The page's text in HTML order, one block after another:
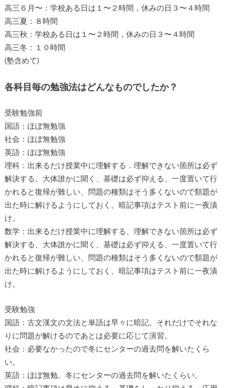
高三６月〜：学校ある日は１〜２時間，休みの日３〜４時間
高三夏：８時間
高三秋：学校ある日は１〜２時間，休みの日３〜４時間
高三冬：１０時間
(塾含めて)
各科目毎の勉強法はどんなものでしたか？
受験勉強前
国語：ほぼ無勉強
社会：ほぼ無勉強
英語：ほぼ無勉強
理科：出来るだけ授業中に理解する．理解できない箇所は必ず
解決する。大体誰かに聞く、基礎は必ず抑える、一度置いて行
かれると復帰が難しい、問題の種類はそう多くないので類題が
出た時に解けるようにしておく。暗記事項はテスト前に一夜漬
け。
数学：出来るだけ授業中に理解する、理解できない箇所は必ず
解決する、大体誰かに聞く、基礎は必ず抑える、一度置いて行
かれると復帰が難しい、問題の種類はそう多くないので類題が
出た時に解けるようにしておく、暗記事項はテスト前に一夜漬
け。
受験勉強
国語：古文漢文の文法と単語は早々に暗記。それだけでそれな
りに問題が解けるのであとは必要に応じて演習。
社会：必要なかったので冬にセンターの過去問を解いたくら
い。
英語：ほぼ無勉。冬にセンターの過去問を解いたくらい。